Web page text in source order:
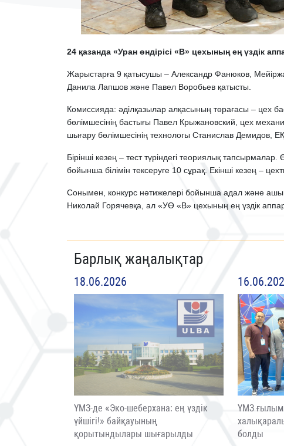
24 қазанда «Уран өндірісі «В» цехының ең үздік
Жарыстарға 9 қатысушы – Александр Фанюков,
Данила Лапшов және Павел Воробьев қатысты.
Комиссияда: әділқазылар алқасының төрағасы –
бөлімшесінің бастығы Павел Крыжановский, цех
шығару бөлімшесінің технологы Станислав Демидов,
Бірінші кезең – тест түріндегі теориялық тапсырмалар.
бойынша білімін тексеруге 10 сұрақ. Екінші кезең –
Сонымен, конкурс нәтижелері бойынша адал және
Николай Горячевқа, ал «УӨ «В» цехының ең үздік
Барлық жаңалықтар
18.06.2026
ҮМЗ-де «Эко-шеберхана: ең үздік
үйшігі!» байқауының
қорытындылары шығарылды
ҮМЗ
болды